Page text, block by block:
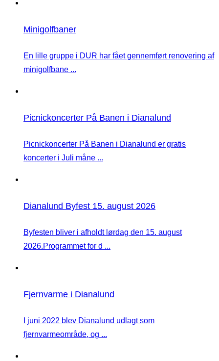
Minigolfbaner
En lille gruppe i DUR har fået gennemført renovering af
minigolfbane ...
Picnickoncerter På Banen i Dianalund
Picnickoncerter På Banen i Dianalund er gratis
koncerter i Juli måne ...
Dianalund Byfest 15. august 2026
Byfesten bliver i afholdt lørdag den 15. august
2026.Programmet for d ...
Fjernvarme i Dianalund
I juni 2022 blev Dianalund udlagt som
fjernvarmeområde, og ...